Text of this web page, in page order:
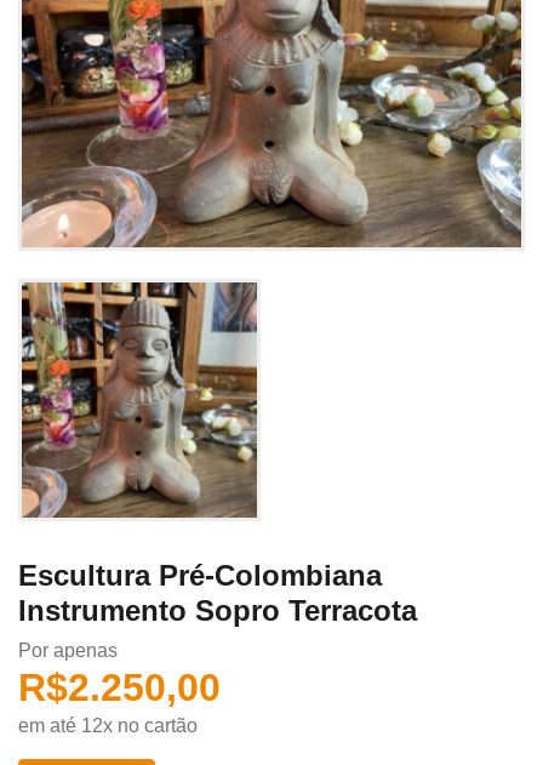
Escultura Pré-Colombiana
Instrumento Sopro Terracota
Por apenas
R$2.250,00
em até 12x no cartão